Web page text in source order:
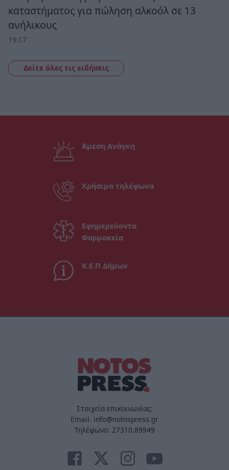
καταστήματος για πώληση αλκοόλ σε 13
ανήλικους
19:17
Δείτε όλες τις ειδήσεις
Άμεση Ανάγκη
Χρήσιμα τηλέφωνα
Εφημερεύοντα
Φαρμακεία
Κ.Ε.Π Δήμων
Στοιχεία επικοινωνίας:
Email. info@notospress.gr
Τηλέφωνο: 27310.89949